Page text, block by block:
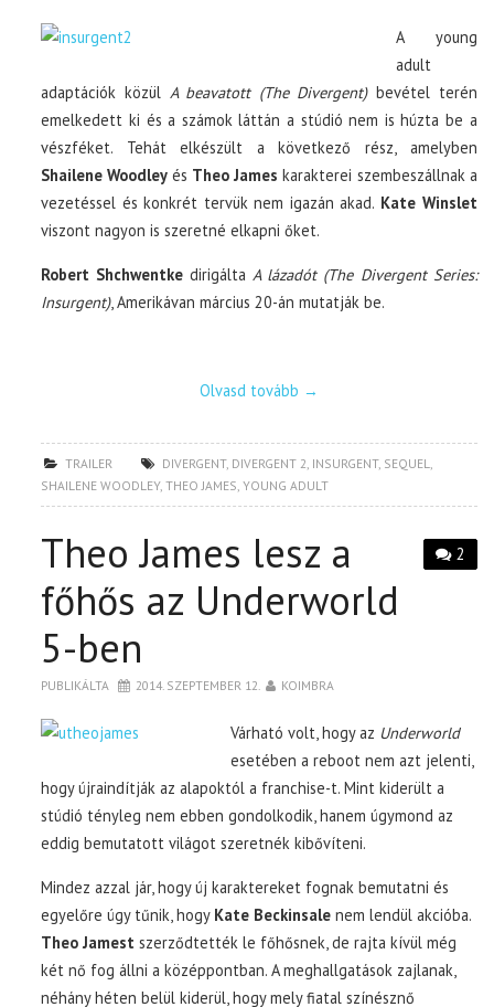
A young
adult
adaptációk közül A beavatott (The Divergent)bevétel terén
emelkedett ki és a számok láttán a stúdió nem is húzta be a
vészféket. Tehát elkészült a következő rész, amelyben
Shailene Woodley és Theo James karakterei szembeszállnak a
vezetéssel és konkrét tervük nem igazán akad. Kate Winslet
viszont nagyon is szeretné elkapni őket.
Robert Shchwentke dirigáltaA lázadót (The Divergent Series:
Insurgent), Amerikávan március 20-án mutatják be.
Olvasd tovább →
TRAILER DIVERGENT, DIVERGENT 2, INSURGENT, SEQUEL,
SHAILENE WOODLEY,THEO JAMES,YOUNG ADULT
2
Theo James lesz a
főhős az Underworld
5-ben
PUBLIKÁLTA 2014. SZEPTEMBER 12. KOIMBRA
Várható volt, hogy az Underworld
esetében a reboot nem azt jelenti,
hogy újraindítják az alapoktól a franchise-t. Mint kiderült a
stúdió tényleg nem ebben gondolkodik, hanem úgymond az
eddig bemutatott világot szeretnék kibővíteni.
Mindez azzal jár, hogy új karaktereket fognak bemutatni és
egyelőre úgy tűnik, hogy Kate Beckinsale nem lendül akcióba.
Theo Jamest szerződtették le főhősnek, de rajta kívül még
két nő fog állni a középpontban. A meghallgatások zajlanak,
néhány héten belül kiderül, hogy mely fiatal színésznő